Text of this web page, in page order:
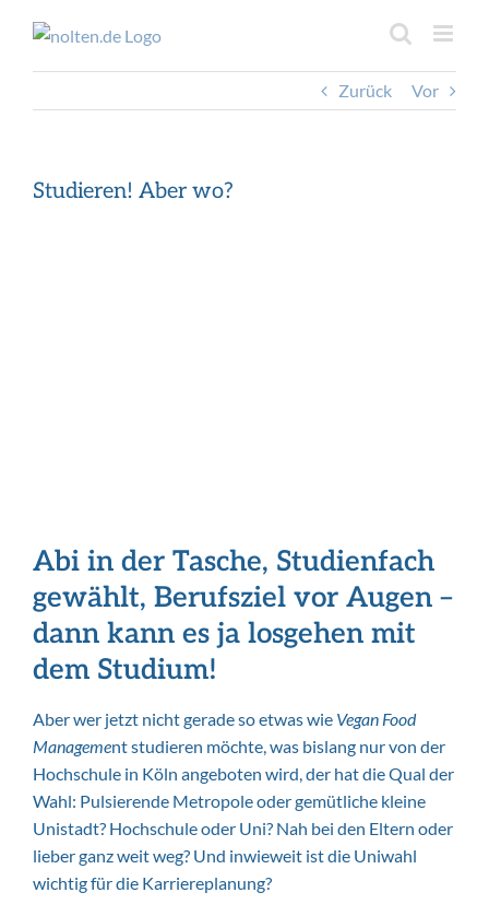
springen
Inhalt
springen
Zurück
Vor
Studieren! Aber wo?
Abi in der Tasche, Studienfach
gewählt, Berufsziel vor Augen –
dann kann es ja losgehen mit
dem Studium!
Aber wer jetzt nicht gerade so etwas wie Vegan Food
Management studieren möchte, was bislang nur von der
Hochschule in Köln angeboten wird, der hat die Qual der
Wahl: Pulsierende Metropole oder gemütliche kleine
Unistadt? Hochschule oder Uni? Nah bei den Eltern oder
lieber ganz weit weg? Und inwieweit ist die Uniwahl
wichtig für die Karriereplanung?